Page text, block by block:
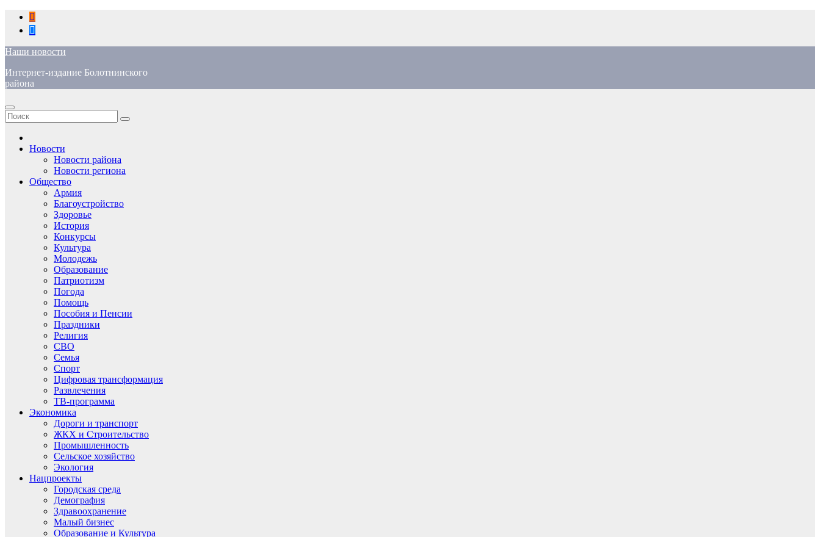
Перейти
содержимому
Наши новости
Интернет-издание Болотнинского
района
Новости
Новости района
Новости региона
Общество
Армия
Благоустройство
Здоровье
История
Конкурсы
Культура
Молодежь
Образование
Патриотизм
Погода
Помощь
Пособия и Пенсии
Праздники
Религия
СВО
Семья
Спорт
Цифровая трансформация
Развлечения
ТВ-программа
Экономика
Дороги и транспорт
ЖКХ и Строительство
Промышленность
Сельское хозяйство
Экология
Нацпроекты
Городская среда
Демография
Здравоохранение
Малый бизнес
Образование и Культура